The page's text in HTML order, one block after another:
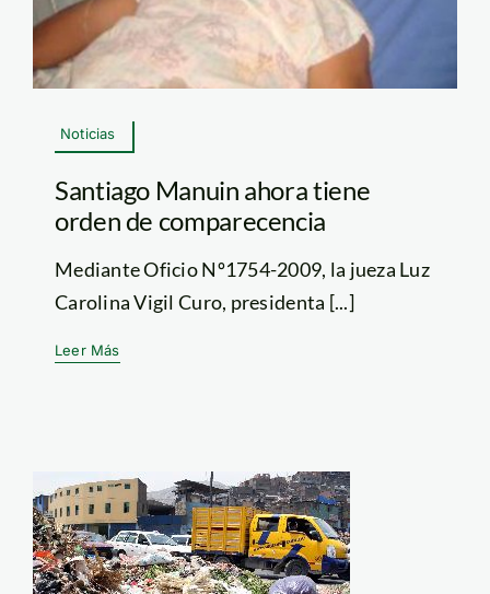
Noticias
Santiago Manuin ahora tiene
orden de comparecencia
Mediante Oficio Nº1754-2009, la jueza Luz
Carolina Vigil Curo, presidenta [...]
Leer Más